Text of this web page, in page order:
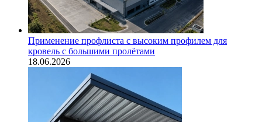
Применение профлиста с высоким профилем для
кровель с большими пролётами
18.06.2026